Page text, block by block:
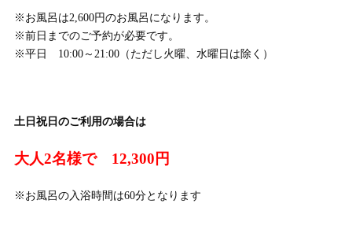
※お風呂は2,600円のお風呂になります。
※前日までのご予約が必要です。
※平日 10:00～21:00（ただし火曜、水曜日は除く）
土日祝日のご利用の場合は
大人2名様で 12,300円
※お風呂の入浴時間は60分となります